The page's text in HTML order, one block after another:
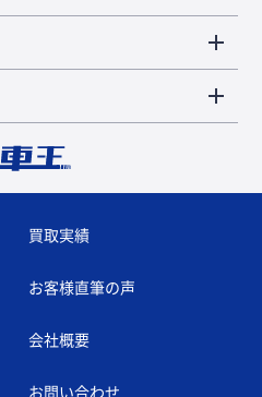
買取実績
お客様直筆の声
会社概要
お問い合わせ